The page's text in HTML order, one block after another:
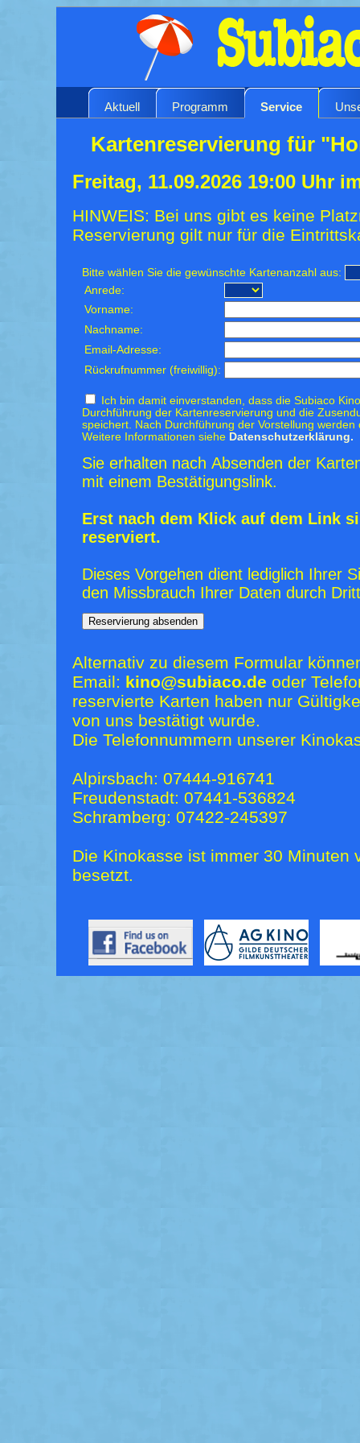
Aktuell Programm Service
Kartenreservierung für
Freitag, 11.09.2026 19:00 Uhr
HINWEIS: Bei uns gibt es keine
Reservierung gilt nur für die
Bitte wählen Sie die gewünschte Kartenanzahl aus:
Anrede:
Vorname:
Nachname:
Email-Adresse:
Rückrufnummer (freiwillig):
Ich bin damit einverstanden, dass die Subiaco
Durchführung der Kartenreservierung und die
speichert. Nach Durchführung der Vorstellung
Weitere Informationen siehe Datenschutzerklärung.
Sie erhalten nach Absenden der
mit einem Bestätigungslink.
Erst nach dem Klick auf dem Link
reserviert.
Dieses Vorgehen dient lediglich Ihrer
den Missbrauch Ihrer Daten durch
Alternativ zu diesem Formular
Email: kino@subiaco.de oder
reservierte Karten haben nur
von uns bestätigt wurde.
Die Telefonnummern unserer
Alpirsbach: 07444-916741
Freudenstadt: 07441-536824
Schramberg: 07422-245397
Die Kinokasse ist immer 30 Minuten
besetzt.